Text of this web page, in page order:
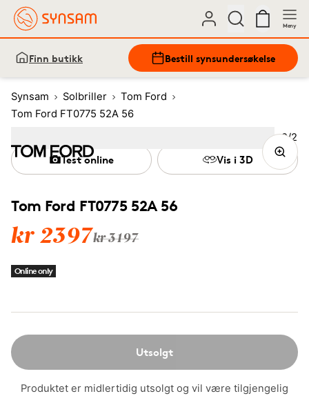
Meny
Finn butikk Bestill synsundersøkelse
Synsam Solbriller
Tom Ford
Tom Ford FT0775 52A 56
Tom Ford FT0775 52A 56
kr 2397kr 3197
Online only
Utsolgt
Produktet er midlertidig utsolgt og vil være tilgjengelig
Test online Vis i 3D
Bilde
2/2
Image (Current image)